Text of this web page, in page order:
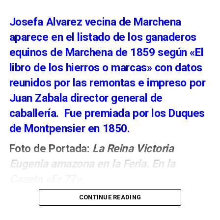
15 y el 22 de agosto.
Marchena en la conquista de
Málaga
Josefa Alvarez vecina de Marchena
aparece en el listado de los ganaderos
equinos de Marchena de 1859 según «El
libro de los hierros o marcas» con datos
reunidos por las remontas e impreso por
Juan Zabala director general de
caballería. Fue premiada por los Duques
de Montpensier en 1850.
Foto de Portada: La Reina Victoria
Eugenia amazona en la Feria. En la
CONTINUE READING